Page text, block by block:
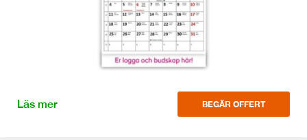
Läs mer BEGÄR OFFERT